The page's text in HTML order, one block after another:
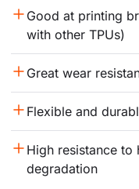
Good at printing
with other TPUs)
Great wear
Flexible and
High resistance
degradation